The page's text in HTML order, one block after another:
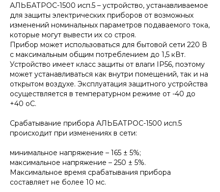
АЛЬБАТРОС-1500 исп.5 – устройство, устанавливаемое
для защиты электрических приборов от возможных
изменений номинальных параметров подаваемого тока,
которые могут вывести их со строя.
Прибор может использоваться для бытовой сети 220 В
с максимальным общим потреблением до 1,5 кВт.
Устройство имеет класс защиты от влаги IP56, поэтому
может устанавливаться как внутри помещений, так и на
открытом воздухе. Эксплуатация защитного устройства
осуществляется в температурном режиме от -40 до
+40 оС.
Срабатывание прибора АЛЬБАТРОС-1500 исп.5
происходит при изменениях в сети:
минимальное напряжение – 165 ± 5%;
максимальное напряжение – 250 ± 5%.
Максимальное время срабатывания прибора
составляет не более 10 мс.